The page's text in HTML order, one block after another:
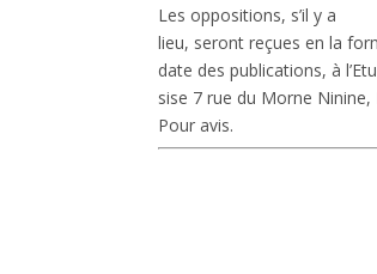
Les oppositions, s’il y a
lieu, seront reçues en la
date des publications, à
sise 7 rue du Morne
Pour avis.